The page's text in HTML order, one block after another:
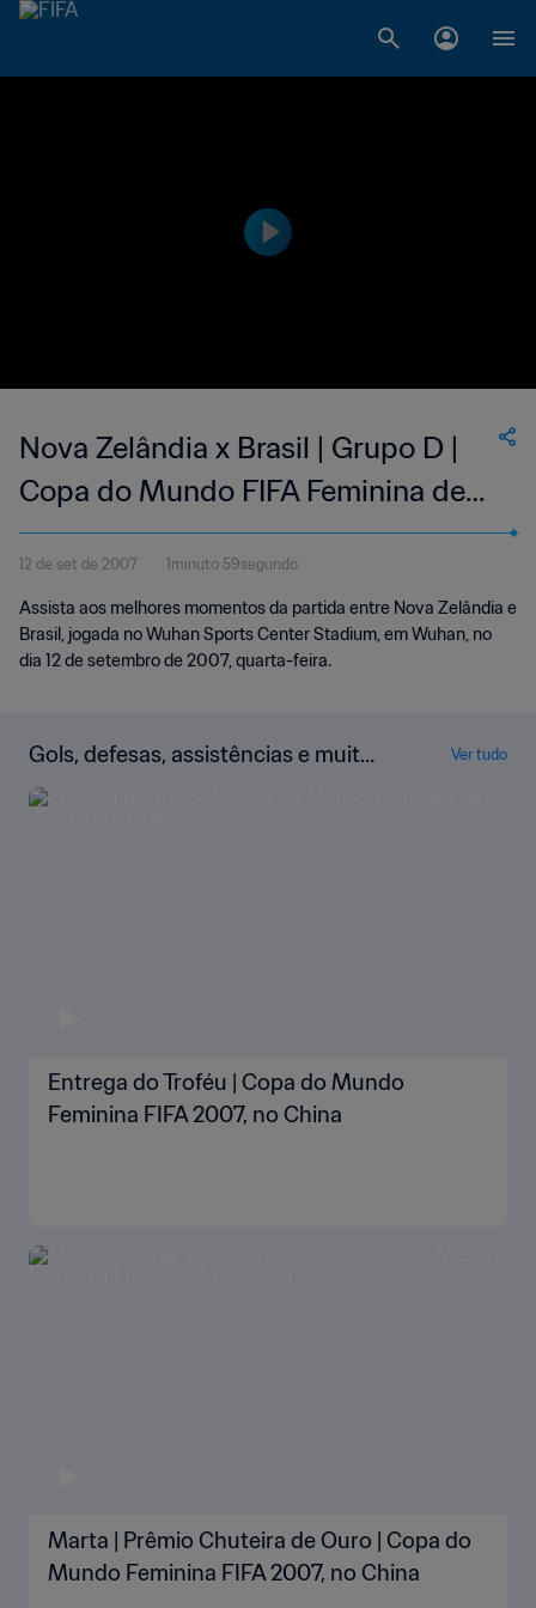
Nova Zelândia x Brasil | Grupo D |
Copa do Mundo FIFA Feminina de
2007, na China | Melhores
Momentos
12 de set de 2007 1minuto 59segundo
Assista aos melhores momentos da partida entre Nova Zelândia e
Brasil, jogada no Wuhan Sports Center Stadium, em Wuhan, no
dia 12 de setembro de 2007, quarta-feira.
Gols, defesas, assistências e muito
mais!
Ver tudo
Entrega do Troféu | Copa do Mundo
Feminina FIFA 2007, no China
Marta | Prêmio Chuteira de Ouro | Copa do
Mundo Feminina FIFA 2007, no China